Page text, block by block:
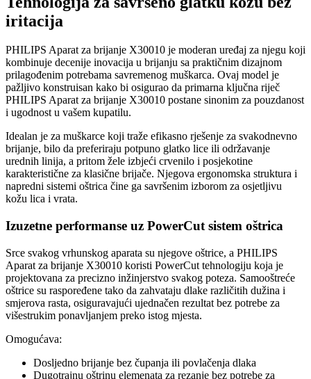
iritacija
PHILIPS Aparat za brijanje X30010 je moderan uređaj za njegu koji
kombinuje decenije inovacija u brijanju sa praktičnim dizajnom
prilagođenim potrebama savremenog muškarca. Ovaj model je
pažljivo konstruisan kako bi osigurao da primarna ključna riječ
PHILIPS Aparat za brijanje X30010 postane sinonim za pouzdanost
i ugodnost u vašem kupatilu.
Idealan je za muškarce koji traže efikasno rješenje za svakodnevno
brijanje, bilo da preferiraju potpuno glatko lice ili održavanje
urednih linija, a pritom žele izbjeći crvenilo i posjekotine
karakteristične za klasične brijače. Njegova ergonomska struktura i
napredni sistemi oštrica čine ga savršenim izborom za osjetljivu
kožu lica i vrata.
Izuzetne performanse uz PowerCut sistem oštrica
Srce svakog vrhunskog aparata su njegove oštrice, a PHILIPS
Aparat za brijanje X30010 koristi PowerCut tehnologiju koja je
projektovana za precizno inžinjerstvo svakog poteza. Samooštreće
oštrice su raspoređene tako da zahvataju dlake različitih dužina i
smjerova rasta, osiguravajući ujednačen rezultat bez potrebe za
višestrukim ponavljanjem preko istog mjesta.
Omogućava:
Dosljedno brijanje bez čupanja ili povlačenja dlaka
Dugotrajnu oštrinu elemenata za rezanje bez potrebe za